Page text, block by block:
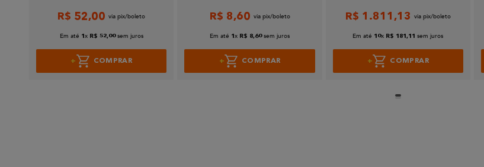
R$ 52,00
Em até 1 x R$ 52,00 sem juros
COMPRAR
R$ 8,60
Em até 1x R$ 8,60 sem juros
COMPRAR
R$ 1 .811 ,13
Em até 10x R$ 181,11 sem juros
COMPRAR